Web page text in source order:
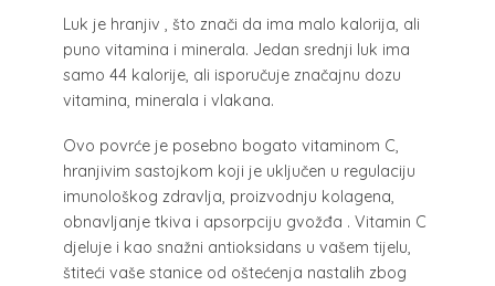
Luk je hranjiv , što znači da ima malo kalorija, ali
puno vitamina i minerala. Jedan srednji luk ima
samo 44 kalorije, ali isporučuje značajnu dozu
vitamina, minerala i vlakana.
Ovo povrće je posebno bogato vitaminom C,
hranjivim sastojkom koji je uključen u regulaciju
imunološkog zdravlja, proizvodnju kolagena,
obnavljanje tkiva i apsorpciju gvožđa . Vitamin C
djeluje i kao snažni antioksidans u vašem tijelu,
štiteći vaše stanice od oštećenja nastalih zbog